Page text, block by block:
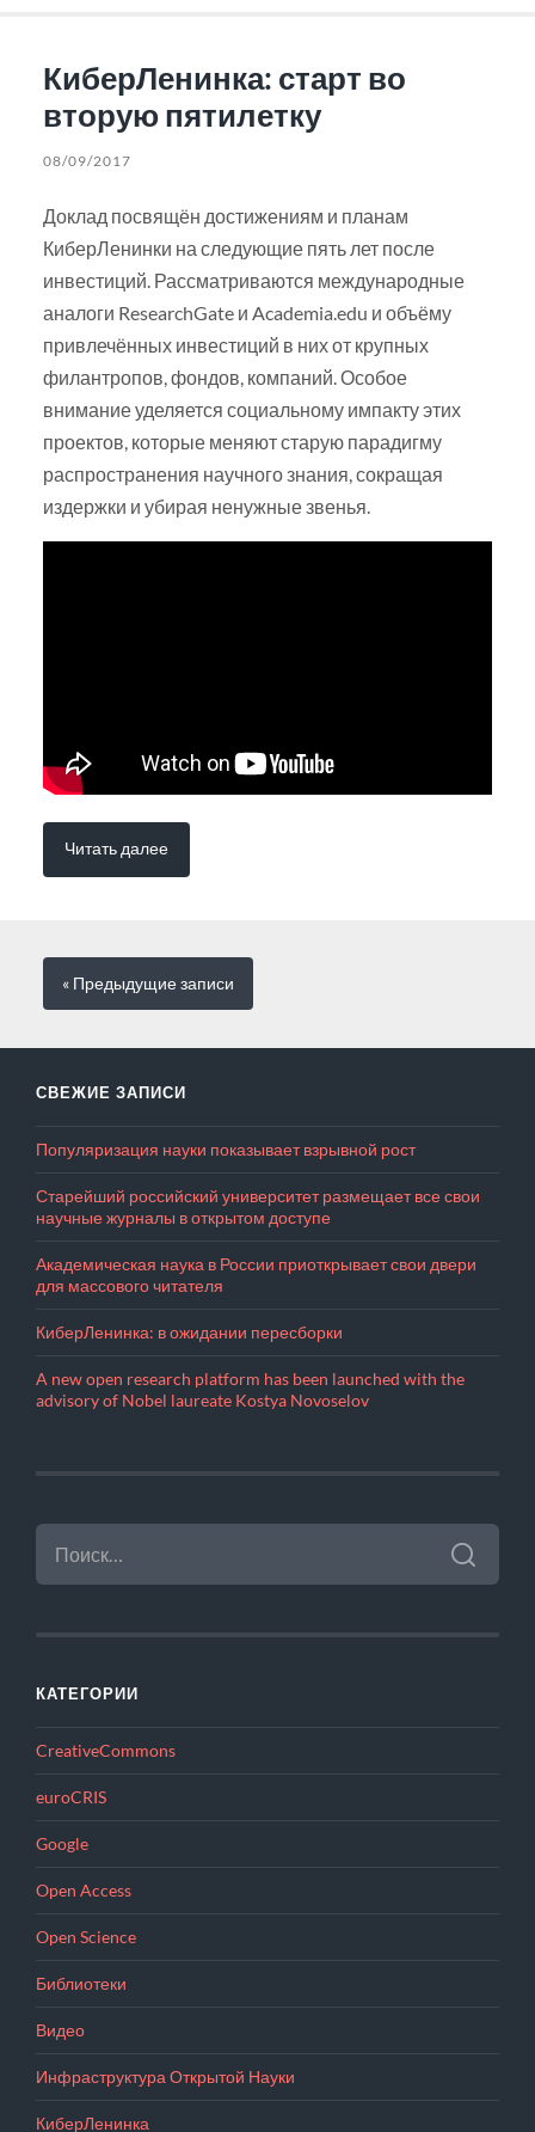
КиберЛенинка: старт во
вторую пятилетку
08/09/2017
Доклад посвящён достижениям и планам
КиберЛенинки на следующие пять лет после
инвестиций. Рассматриваются международные
аналоги ResearchGate и Academia.edu и объёму
привлечённых инвестиций в них от крупных
филантропов, фондов, компаний. Особое
внимание уделяется социальному импакту этих
проектов, которые меняют старую парадигму
распространения научного знания, сокращая
издержки и убирая ненужные звенья.
Читать далее
« Предыдущиезаписи
СВЕЖИЕ ЗАПИСИ
Популяризация науки показывает взрывной рост
Старейший российский университет размещает все свои
научные журналы в открытом доступе
Академическая наука в России приоткрывает свои двери
для массового читателя
КиберЛенинка: в ожидании пересборки
A new open research platform has been launched with the
advisory of Nobel laureate Kostya Novoselov
НАЙТИ:
КАТЕГОРИИ
CreativeCommons
euroCRIS
Google
Open Access
Open Science
Библиотеки
Видео
Инфраструктура Открытой Науки
КиберЛенинка